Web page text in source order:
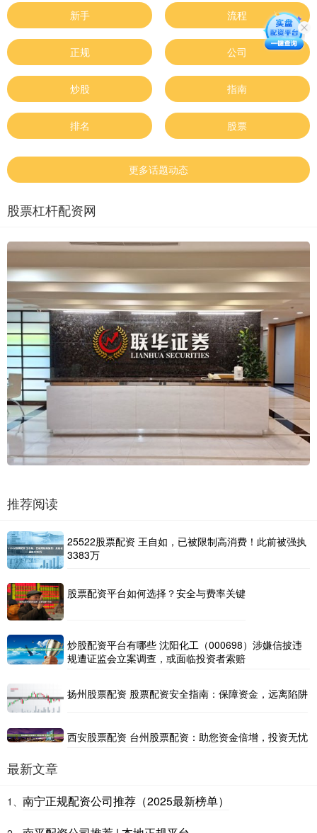
新手 流程
正规 公司
炒股 指南
排名 股票
更多话题动态
股票杠杆配资网
推荐阅读
25522股票配资 王自如，已被限制高消费！此前被强执
3383万
股票配资平台如何选择？安全与费率关键
炒股配资平台有哪些 沈阳化工（000698）涉嫌信披违
规遭证监会立案调查，或面临投资者索赔
扬州股票配资 股票配资安全指南：保障资金，远离陷阱
西安股票配资 台州股票配资：助您资金倍增，投资无忧
最新文章
1、 南宁正规配资公司推荐（2025最新榜单）